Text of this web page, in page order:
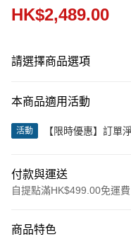
HK$2,489.00
請選擇商品選項
本商品適用活動
活動
【限時優惠】訂單
付款與運送
自提點滿HK$499.00免運費
信用卡
商品特色